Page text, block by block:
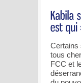
Certains
tous
FCC et